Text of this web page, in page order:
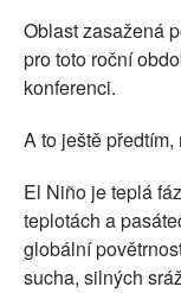
Oblast zasažená
pro toto roční
konferenci.
A to ještě
El Niño je teplá
teplotách a
globální
sucha, silných